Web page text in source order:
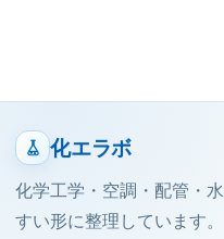
化エラボ
化学工学・空調・配管・
すい形に整理しています。